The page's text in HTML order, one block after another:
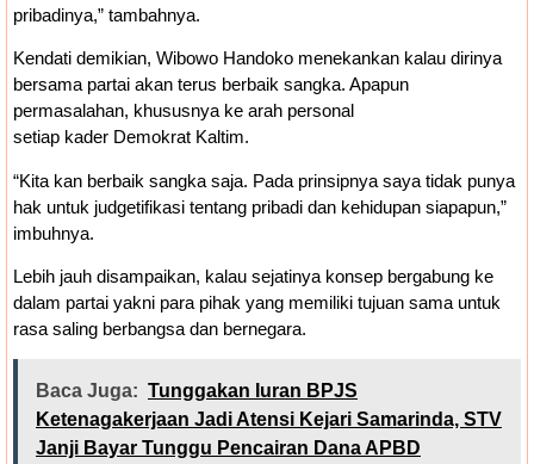
pribadinya,” tambahnya.
Kendati demikian, Wibowo Handoko menekankan kalau dirinya
bersama partai akan terus berbaik sangka. Apapun
permasalahan, khususnya ke arah personal
setiap kader Demokrat Kaltim.
“Kita kan berbaik sangka saja. Pada prinsipnya saya tidak punya
hak untuk judgetifikasi tentang pribadi dan kehidupan siapapun,”
imbuhnya.
Lebih jauh disampaikan, kalau sejatinya konsep bergabung ke
dalam partai yakni para pihak yang memiliki tujuan sama untuk
rasa saling berbangsa dan bernegara.
Baca Juga: Tunggakan Iuran BPJS
Ketenagakerjaan Jadi Atensi Kejari Samarinda, STV
Janji Bayar Tunggu Pencairan Dana APBD